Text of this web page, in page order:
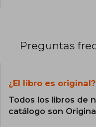
Preguntas
¿El libro es original?
Todos los libros de
catálogo son